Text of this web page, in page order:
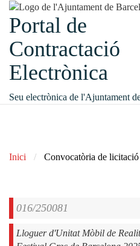
Portal de
Contractació
Electrònica
Seu electrònica de l'Ajuntament
Inici Convocatòria de licitació
016/250081
Lloguer d'Unitat Mòbil de